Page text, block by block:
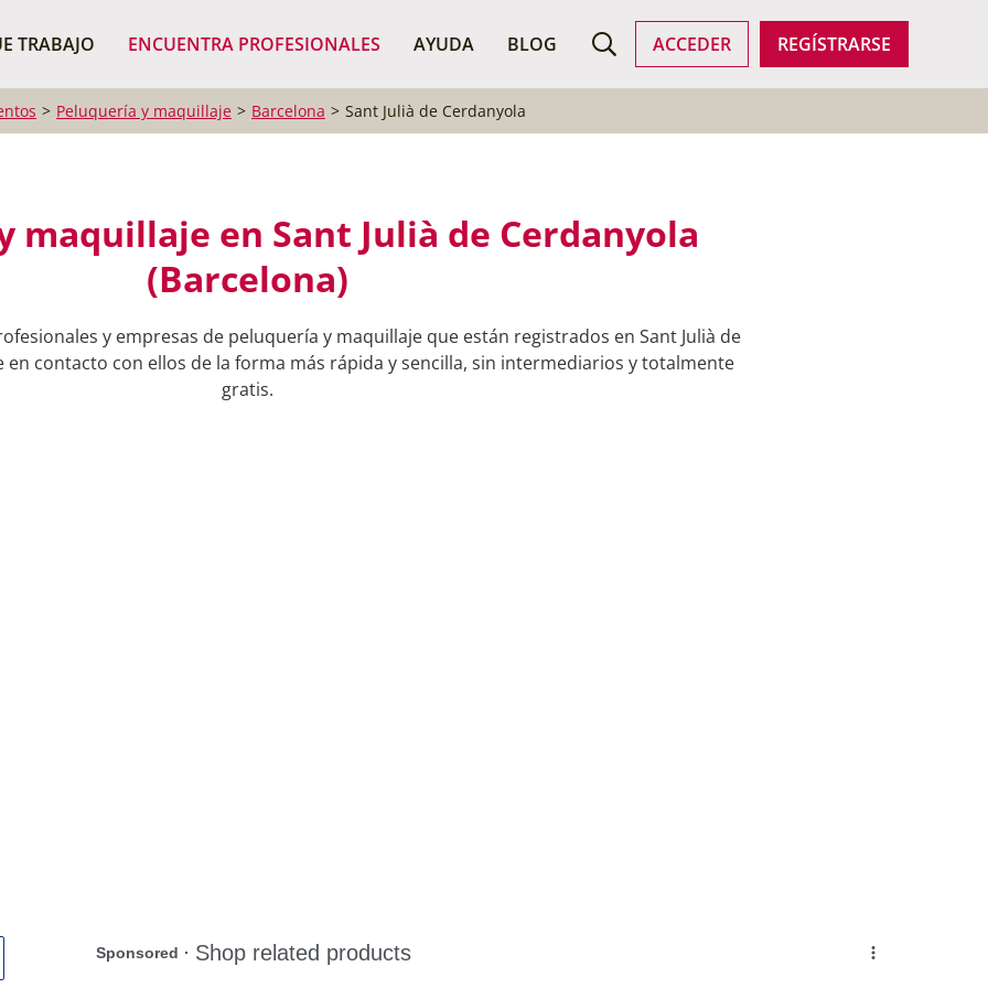
TRABAJO ENCUENTRA PROFESIONALES AYUDA BLOG ACCEDER REGÍSTRARSE
BUSCAR PROFESIONALES
Peluquería y maquillaje Barcelona Sant Julià de Cerdanyola
maquillaje en Sant Julià de Cerdanyola
(Barcelona)
y empresas de peluquería y maquillaje que están registrados en Sant Julià de
contacto con ellos de la forma más rápida y sencilla, sin intermediarios y totalmente
gratis.